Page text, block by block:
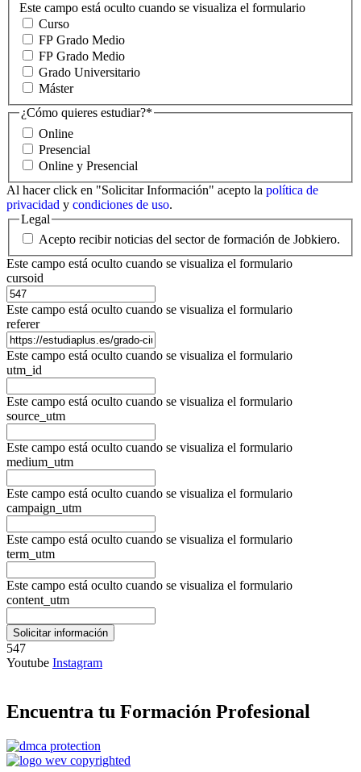
Este campo está oculto cuando se visualiza el formulario
Curso
FP Grado Medio
FP Grado Medio
Grado Universitario
Máster
¿Cómo quieres estudiar?*
Online
Presencial
Online y Presencial
Al hacer click en "Solicitar Información" acepto la política de
privacidad y condiciones de uso.
Legal
Acepto recibir noticias del sector de formación de Jobkiero.
Este campo está oculto cuando se visualiza el formulario
cursoid
Este campo está oculto cuando se visualiza el formulario
referer
Este campo está oculto cuando se visualiza el formulario
utm_id
Este campo está oculto cuando se visualiza el formulario
source_utm
Este campo está oculto cuando se visualiza el formulario
medium_utm
Este campo está oculto cuando se visualiza el formulario
campaign_utm
Este campo está oculto cuando se visualiza el formulario
term_utm
Este campo está oculto cuando se visualiza el formulario
content_utm
547
Youtube Instagram
Encuentra tu Formación Profesional